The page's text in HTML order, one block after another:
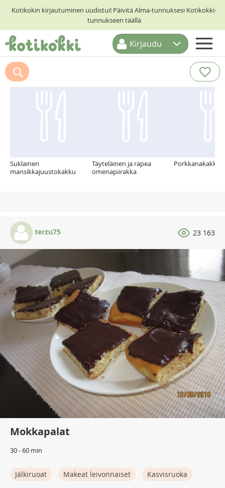
Kotikokin kirjautuminen uudistui! Päivitä Alma-tunnuksesi Kotikokki-
tunnukseen täällä
ETUSIVU
RESEPTIHAKU
Kirjaudu
Suosittelemme myös
Suklainen
mansikkajuustokakku
Täyteläinen ja rapea
omenapiirakka
Porkkanakakku
terzu75 23 163
Mokkapalat
30 - 60 min
Jälkiruoat Makeat leivonnaiset Kasvisruoka